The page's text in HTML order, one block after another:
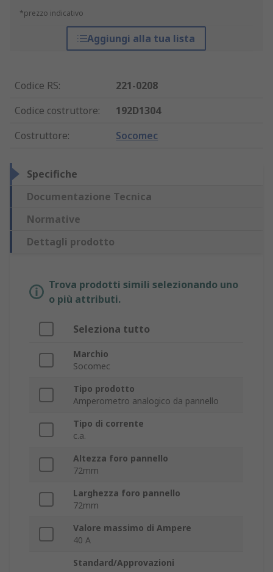
*prezzo indicativo
Aggiungi alla tua lista
Codice RS:
221-0208
Codice costruttore:
192D1304
Costruttore: Socomec
Specifiche
Documentazione Tecnica
Normative
Dettagli prodotto
Trova prodotti simili selezionando uno
o più attributi.
Seleziona tutto
Marchio
Socomec
Tipo prodotto
Amperometro analogico da pannello
Tipo di corrente
c.a.
Altezza foro pannello
72mm
Larghezza foro pannello
72mm
Valore massimo di Ampere
40 A
Standard/Approvazioni